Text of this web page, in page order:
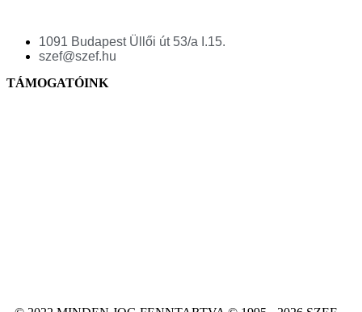
1091 Budapest Üllői út 53/a I.15.
szef@szef.hu
TÁMOGATÓINK